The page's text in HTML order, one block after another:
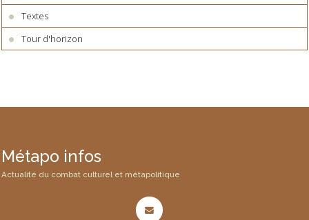
Textes
Tour d'horizon
Métapo infos
Actualité du combat culturel et métapolitique